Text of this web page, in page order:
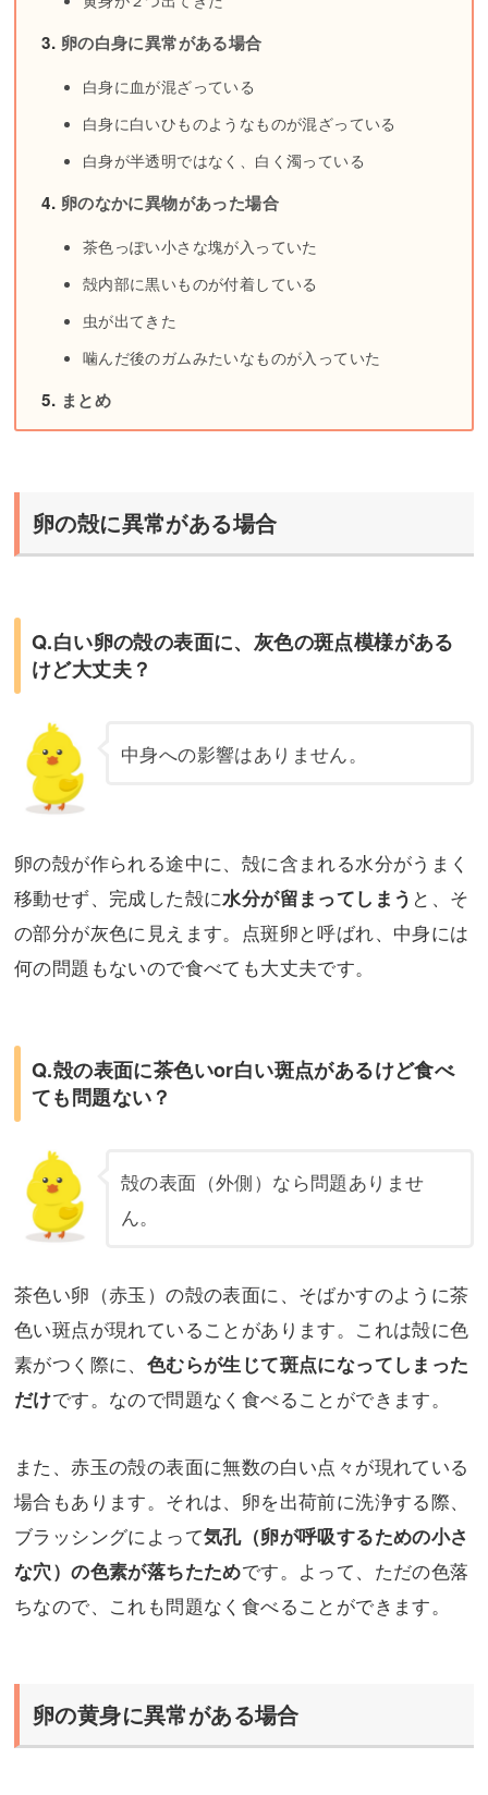
卵の白身に異常がある場合
白身に血が混ざっている
白身に白いひものようなものが混ざっている
白身が半透明ではなく、白く濁っている
卵のなかに異物があった場合
茶色っぽい小さな塊が入っていた
殻内部に黒いものが付着している
虫が出てきた
噛んだ後のガムみたいなものが入っていた
まとめ
卵の殻に異常がある場合
Q.白い卵の殻の表面に、灰色の斑点模様がある
けど大丈夫？
中身への影響はありません。
卵の殻が作られる途中に、殻に含まれる水分がうまく
移動せず、完成した殻に水分が留まってしまう と、そ
の部分が灰色に見えます。点斑卵と呼ばれ、中身には
何の問題もないので食べても大丈夫です。
Q.殻の表面に茶色いor白い斑点があるけど食べ
ても問題ない？
殻の表面（外側）なら問題ありませ
ん。
茶色い卵（赤玉）の殻の表面に、そばかすのように茶
色い斑点が現れていることがあります。これは殻に色
素がつく際に、 色むらが生じて斑点になってしまった
だけです。なので問題なく食べることができます。
また、赤玉の殻の表面に無数の白い点々が現れている
場合もあります。それは、卵を出荷前に洗浄する際、
ブラッシングによって気孔（卵が呼吸するための小さ
な穴）の色素が落ちたためです。よって、ただの色落
ちなので、これも問題なく食べることができます。
卵の黄身に異常がある場合